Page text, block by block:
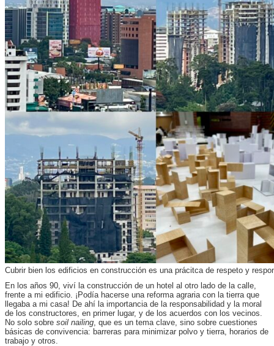
Cubrir bien los edificios en construcción es una prácitca de respeto y
En los años 90, viví la construcción de un hotel al otro lado de la calle,
frente a mi edificio. ¡Podía hacerse una reforma agraria con la tierra que
llegaba a mi casa! De ahí la importancia de la responsabilidad y la moral
de los constructores, en primer lugar, y de los acuerdos con los vecinos.
No solo sobre soil nailing, que es un tema clave, sino sobre cuestiones
básicas de convivencia: barreras para minimizar polvo y tierra, horarios de
trabajo y otros.